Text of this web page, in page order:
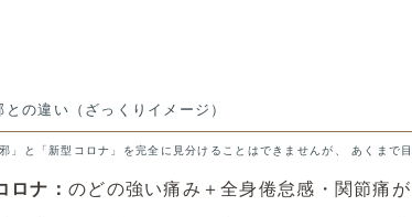
の違い（ざっくりイメージ）
」と「新型コロナ」を完全に見分けることはできませんが、 あくまで
ロナ： のどの強い痛み＋全身倦怠感・関節痛